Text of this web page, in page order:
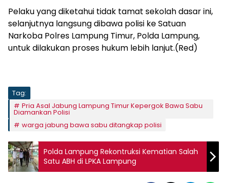
Pelaku yang diketahui tidak tamat sekolah dasar ini,
selanjutnya langsung dibawa polisi ke Satuan
Narkoba Polres Lampung Timur, Polda Lampung,
untuk dilakukan proses hukum lebih lanjut.(Red)
Tag:
Pria Asal Jabung Lampung Timur Kepergok Bawa Sabu
Diamankan Polisi
warga jabung bawa sabu ditangkap polisi
Polda Lampung Rekontruksi Kematian Salah
Satu ABH di LPKA Lampung